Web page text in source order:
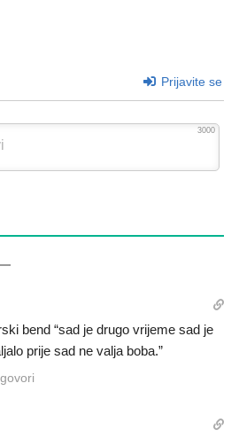
Prijavite se
3000
bend “sad je drugo vrijeme sad je
prije sad ne valja boba.”